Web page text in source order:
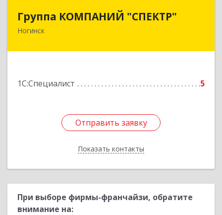
Группа КОМПАНИЙ "СПЕКТР"
Ногинск
1С:Специалист 5
Отправить заявку
Показать контакты
Группа КОМПАНИЙ "СПЕКТР"
142400, Московская обл, г.о.Богородский,
Отправить заявку
Назад
При выборе фирмы-франчайзи, обратите
внимание на: